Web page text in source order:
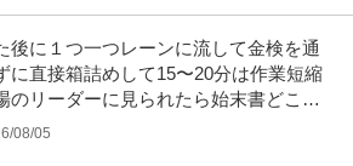
後に１つ一つレーンに流して金検を通
に直接箱詰めして15〜20分は作業短縮
のリーダーに見られたら始末書どころ
08/05